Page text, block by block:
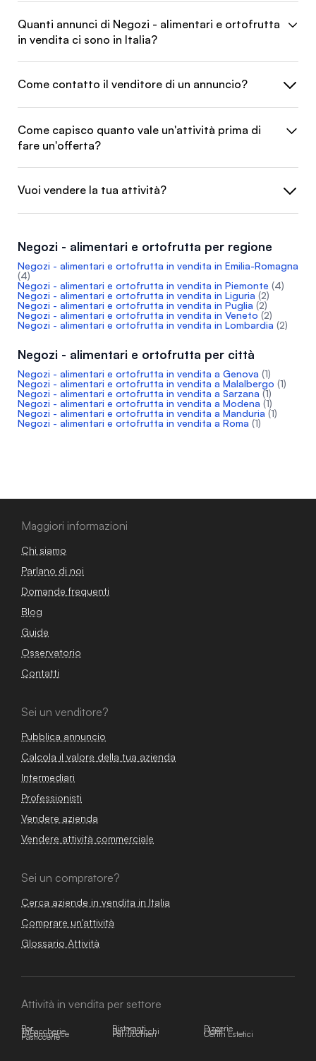
Quanti annunci di Negozi - alimentari e ortofrutta
in vendita ci sono in Italia?
Come contatto il venditore di un annuncio?
Come capisco quanto vale un'attività prima di
fare un'offerta?
Vuoi vendere la tua attività?
Negozi - alimentari e ortofrutta per regione
Negozi - alimentari e ortofrutta in vendita in Emilia-Romagna
(4)
Negozi - alimentari e ortofrutta in vendita in Piemonte (4)
Negozi - alimentari e ortofrutta in vendita in Liguria (2)
Negozi - alimentari e ortofrutta in vendita in Puglia (2)
Negozi - alimentari e ortofrutta in vendita in Veneto (2)
Negozi - alimentari e ortofrutta in vendita in Lombardia (2)
Negozi - alimentari e ortofrutta per città
Negozi - alimentari e ortofrutta in vendita a Genova (1)
Negozi - alimentari e ortofrutta in vendita a Malalbergo (1)
Negozi - alimentari e ortofrutta in vendita a Sarzana (1)
Negozi - alimentari e ortofrutta in vendita a Modena (1)
Negozi - alimentari e ortofrutta in vendita a Manduria (1)
Negozi - alimentari e ortofrutta in vendita a Roma (1)
Maggiori informazioni
Chi siamo
Parlano di noi
Domande frequenti
Blog
Guide
Osservatorio
Contatti
Sei un venditore?
Pubblica annuncio
Calcola il valore della tua azienda
Intermediari
Professionisti
Vendere azienda
Vendere attività commerciale
Sei un compratore?
Cerca aziende in vendita in Italia
Comprare un'attività
Glossario Attività
Attività in vendita per settore
Bar Ristoranti Pizzerie
Tabaccherie Bar Tabacchi Hotel
E-commerce Parrucchieri Centri Estetici
Pasticcerie